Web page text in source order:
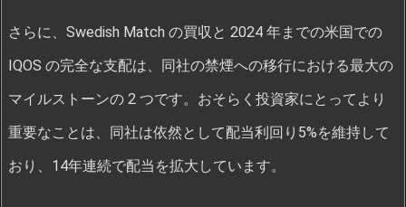
さらに、Swedish Match の買収と 2024 年までの米国での
IQOS の完全な支配は、同社の禁煙への移行における最大の
マイルストーンの 2 つです。おそらく投資家にとってより
重要なことは、同社は依然として配当利回り5%を維持して
おり、14年連続で配当を拡大しています。